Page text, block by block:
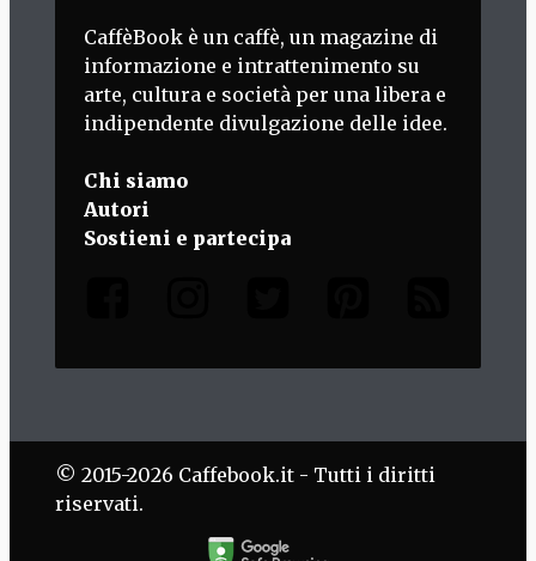
CaffèBook è un caffè, un magazine di
informazione e intrattenimento su
arte, cultura e società per una libera e
indipendente divulgazione delle idee.
Chi siamo
Autori
Sostieni e partecipa
© 2015-2026 Caffebook.it - Tutti i diritti
riservati.